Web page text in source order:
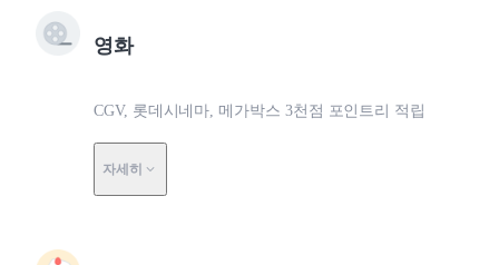
영화
CGV, 롯데시네마, 메가박스 3천점 포인트리 적립
자세히